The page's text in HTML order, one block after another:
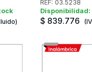
REF: 03.5238
Disponibilidad:
$ 839.776